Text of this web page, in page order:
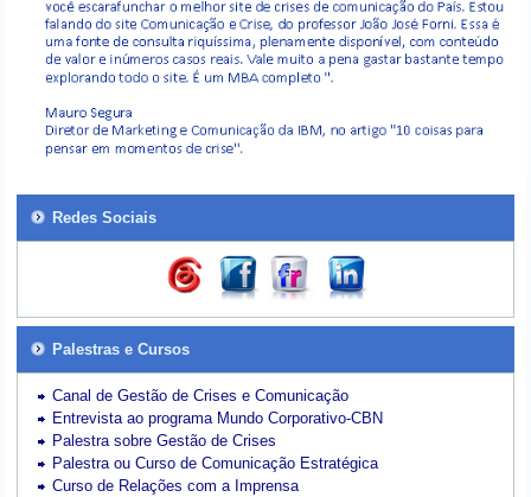
Redes Sociais
Palestras e Cursos
Canal de Gestão de Crises e Comunicação
Entrevista ao programa Mundo Corporativo-CBN
Palestra sobre Gestão de Crises
Palestra ou Curso de Comunicação Estratégica
Curso de Relações com a Imprensa